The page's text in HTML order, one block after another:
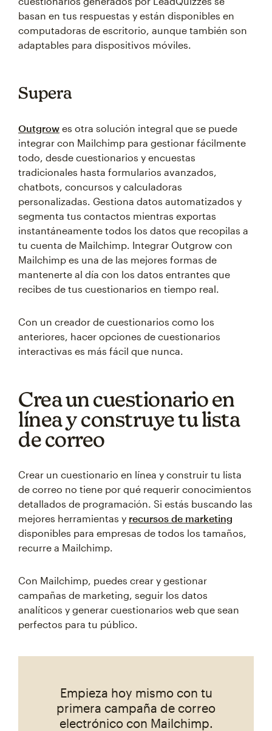
basan en tus respuestas y están disponibles en
computadoras de escritorio, aunque también son
adaptables para dispositivos móviles.
Supera
Outgrow es otra solución integral que se puede
integrar con Mailchimp para gestionar fácilmente
todo, desde cuestionarios y encuestas
tradicionales hasta formularios avanzados,
chatbots, concursos y calculadoras
personalizadas. Gestiona datos automatizados y
segmenta tus contactos mientras exportas
instantáneamente todos los datos que recopilas a
tu cuenta de Mailchimp. Integrar Outgrow con
Mailchimp es una de las mejores formas de
mantenerte al día con los datos entrantes que
recibes de tus cuestionarios en tiempo real.
Con un creador de cuestionarios como los
anteriores, hacer opciones de cuestionarios
interactivas es más fácil que nunca.
Crea un cuestionario en
línea y construye tu lista
de correo
Crear un cuestionario en línea y construir tu lista
de correo no tiene por qué requerir conocimientos
detallados de programación. Si estás buscando las
mejores herramientas y recursos de marketing
disponibles para empresas de todos los tamaños,
recurre a Mailchimp.
Con Mailchimp, puedes crear y gestionar
campañas de marketing, seguir los datos
analíticos y generar cuestionarios web que sean
perfectos para tu público.
Empieza hoy mismo con tu
primera campaña de correo
electrónico con Mailchimp.